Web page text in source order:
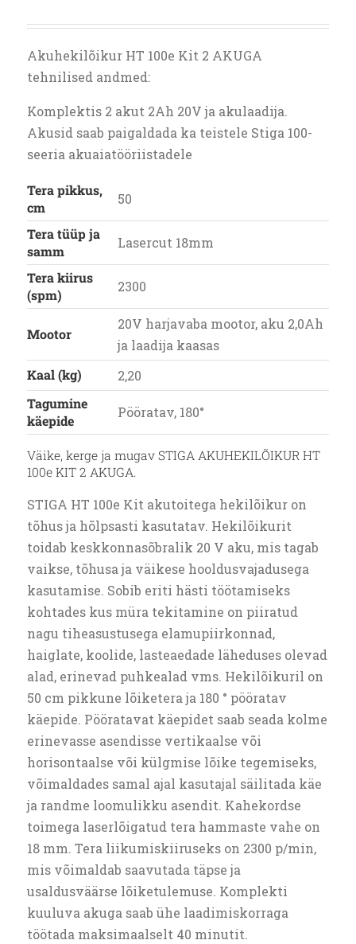
HT
AKUGA
kogus
Akuhekilõikur HT 100e Kit 2 AKUGA
tehnilised andmed:
Komplektis 2 akut 2Ah 20V ja akulaadija.
Akusid saab paigaldada ka teistele Stiga 100-
seeria akuaiatööriistadele
Tera pikkus,
cm
50
Tera tüüp ja
samm
Lasercut 18mm
Tera kiirus
(spm)
2300
Mootor
20V harjavaba mootor, aku 2,0Ah
ja laadija kaasas
Kaal (kg)
2,20
Tagumine
käepide
Pööratav, 180°
Väike, kerge ja mugav STIGA AKUHEKILÕIKUR HT
100e KIT 2 AKUGA.
STIGA HT 100e Kit akutoitega hekilõikur on
tõhus ja hõlpsasti kasutatav. Hekilõikurit
toidab keskkonnasõbralik 20 V aku, mis tagab
vaikse, tõhusa ja väikese hooldusvajadusega
kasutamise. Sobib eriti hästi töötamiseks
kohtades kus müra tekitamine on piiratud
nagu tiheasustusega elamupiirkonnad,
haiglate, koolide, lasteaedade läheduses olevad
alad, erinevad puhkealad vms. Hekilõikuril on
50 cm pikkune lõiketera ja 180 ° pööratav
käepide. Pööratavat käepidet saab seada kolme
erinevasse asendisse vertikaalse või
horisontaalse või külgmise lõike tegemiseks,
võimaldades samal ajal kasutajal säilitada käe
ja randme loomulikku asendit. Kahekordse
toimega laserlõigatud tera hammaste vahe on
18 mm. Tera liikumiskiiruseks on 2300 p/min,
mis võimaldab saavutada täpse ja
usaldusväärse lõiketulemuse. Komplekti
kuuluva akuga saab ühe laadimiskorraga
töötada maksimaalselt 40 minutit.